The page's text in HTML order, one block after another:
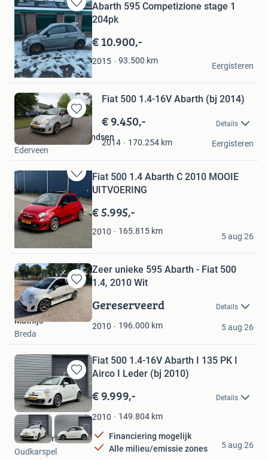
Bewaren
in
Mijn
Favorieten
Abarth 595 Competizione stage 1
204pk
€ 10.900,-
2015 93.500 km
Marc
Haarlem
Eergisteren
Bewaren
in
Mijn
Fiat 500 1.4-16V Abarth (bj 2014)
€ 9.450,- Details
2014 170.254 km
Autobedrijf Gert Brandsen
Ederveen
Eergisteren
Bewaren
in
Mijn
Favorieten
Fiat 500 1.4 Abarth C 2010 MOOIE
UITVOERING
€ 5.995,-
2010 165.815 km
De Meeuw Auto’s
Julianadorp
5 aug 26
Bewaren
in
Mijn
Favorieten
Zeer unieke 595 Abarth - Fiat 500
1.4, 2010 Wit
Gereserveerd Details
2010 196.000 km
Mathijs
Breda
5 aug 26
Bewaren
in
Mijn
Favorieten
Fiat 500 1.4-16V Abarth I 135 PK I
Airco I Leder (bj 2010)
€ 9.999,- Details
2010 149.804 km
Financiering mogelijk
Alle milieu/emissie zones
Edward Smit Auto's
Oudkarspel
5 aug 26